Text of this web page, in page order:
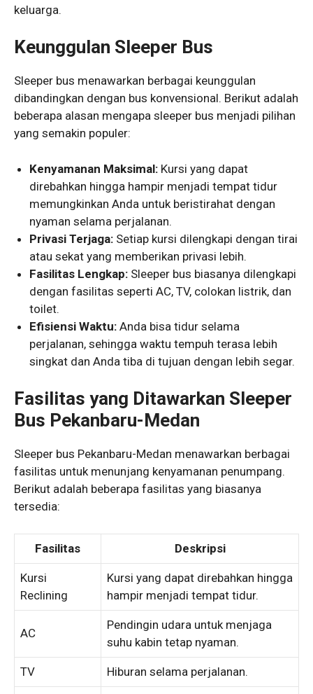
keluarga.
Keunggulan Sleeper Bus
Sleeper bus menawarkan berbagai keunggulan
dibandingkan dengan bus konvensional. Berikut adalah
beberapa alasan mengapa sleeper bus menjadi pilihan
yang semakin populer:
Kenyamanan Maksimal: Kursi yang dapat
direbahkan hingga hampir menjadi tempat tidur
memungkinkan Anda untuk beristirahat dengan
nyaman selama perjalanan.
Privasi Terjaga: Setiap kursi dilengkapi dengan tirai
atau sekat yang memberikan privasi lebih.
Fasilitas Lengkap: Sleeper bus biasanya dilengkapi
dengan fasilitas seperti AC, TV, colokan listrik, dan
toilet.
Efisiensi Waktu: Anda bisa tidur selama
perjalanan, sehingga waktu tempuh terasa lebih
singkat dan Anda tiba di tujuan dengan lebih segar.
Fasilitas yang Ditawarkan Sleeper
Bus Pekanbaru-Medan
Sleeper bus Pekanbaru-Medan menawarkan berbagai
fasilitas untuk menunjang kenyamanan penumpang.
Berikut adalah beberapa fasilitas yang biasanya
tersedia:
Fasilitas Deskripsi
Kursi
Reclining
Kursi yang dapat direbahkan hingga
hampir menjadi tempat tidur.
AC
Pendingin udara untuk menjaga
suhu kabin tetap nyaman.
TV Hiburan selama perjalanan.